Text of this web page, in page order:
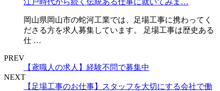
岡山県岡山市の蛇河工業では、足場工事に携わってく
ださる方を求人募集しています。 足場工事は歴史ある
仕 …
PREV
【鳶職人の求人】経験不問で募集中
NEXT
【足場工事のお仕事】スタッフを大切にする会社で働